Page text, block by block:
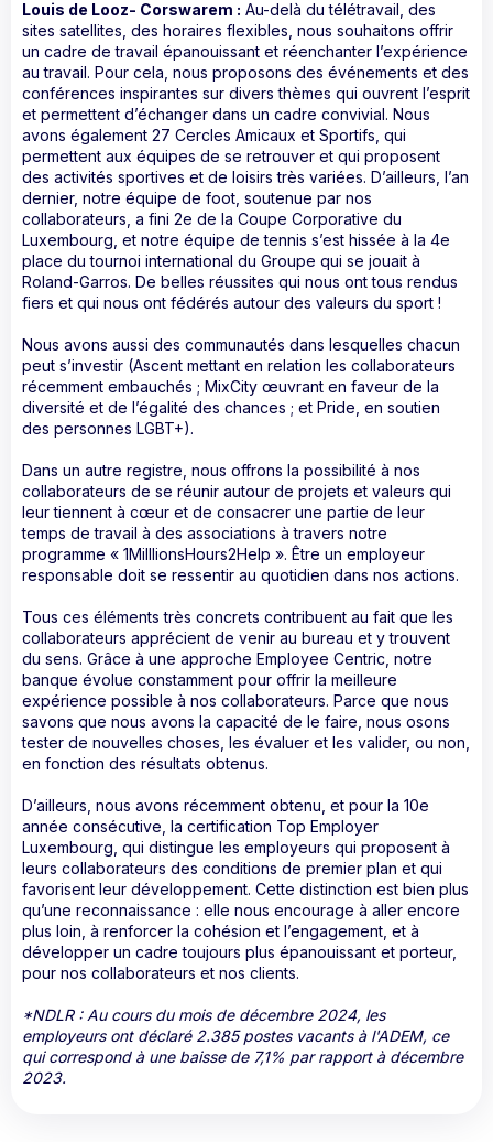
Louis de Looz- Corswarem : Au-delà du télétravail, des
sites satellites, des horaires flexibles, nous souhaitons offrir
un cadre de travail épanouissant et réenchanter l’expérience
au travail. Pour cela, nous proposons des événements et des
conférences inspirantes sur divers thèmes qui ouvrent l’esprit
et permettent d’échanger dans un cadre convivial. Nous
avons également 27 Cercles Amicaux et Sportifs, qui
permettent aux équipes de se retrouver et qui proposent
des activités sportives et de loisirs très variées. D’ailleurs, l’an
dernier, notre équipe de foot, soutenue par nos
collaborateurs, a fini 2e de la Coupe Corporative du
Luxembourg, et notre équipe de tennis s’est hissée à la 4e
place du tournoi international du Groupe qui se jouait à
Roland-Garros. De belles réussites qui nous ont tous rendus
fiers et qui nous ont fédérés autour des valeurs du sport !
Nous avons aussi des communautés dans lesquelles chacun
peut s’investir (Ascent mettant en relation les collaborateurs
récemment embauchés ; MixCity œuvrant en faveur de la
diversité et de l’égalité des chances ; et Pride, en soutien
des personnes LGBT+).
Dans un autre registre, nous offrons la possibilité à nos
collaborateurs de se réunir autour de projets et valeurs qui
leur tiennent à cœur et de consacrer une partie de leur
temps de travail à des associations à travers notre
programme « 1MilllionsHours2Help ». Être un employeur
responsable doit se ressentir au quotidien dans nos actions.
Tous ces éléments très concrets contribuent au fait que les
collaborateurs apprécient de venir au bureau et y trouvent
du sens. Grâce à une approche Employee Centric, notre
banque évolue constamment pour offrir la meilleure
expérience possible à nos collaborateurs. Parce que nous
savons que nous avons la capacité de le faire, nous osons
tester de nouvelles choses, les évaluer et les valider, ou non,
en fonction des résultats obtenus.
D’ailleurs, nous avons récemment obtenu, et pour la 10e
année consécutive, la certification Top Employer
Luxembourg, qui distingue les employeurs qui proposent à
leurs collaborateurs des conditions de premier plan et qui
favorisent leur développement. Cette distinction est bien plus
qu’une reconnaissance : elle nous encourage à aller encore
plus loin, à renforcer la cohésion et l’engagement, et à
développer un cadre toujours plus épanouissant et porteur,
pour nos collaborateurs et nos clients.
*NDLR : Au cours du mois de décembre 2024, les
employeurs ont déclaré 2.385 postes vacants à l'ADEM, ce
qui correspond à une baisse de 7,1% par rapport à décembre
2023.